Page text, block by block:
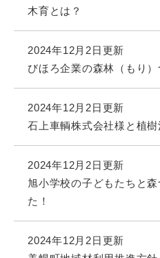
木育とは？
2024年12月2日更新
びほろ企業の森林（もり）
2024年12月2日更新
石上車輌株式会社様と植
2024年12月2日更新
旭小学校の子どもたちと
た！
2024年12月2日更新